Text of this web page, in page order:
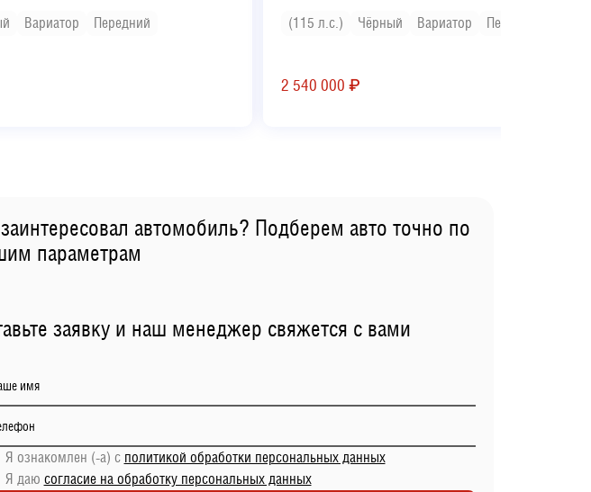
Вариатор Передний (115 л.с.) Чёрный Вариатор Передний
2 540 000 ₽
автомобиль? Подберем авто точно по
параметрам
заявку и наш менеджер свяжется с вами
имя
Я ознакомлен (-а) с политикой обработки персональных данных
Я даю согласие на обработку персональных данных